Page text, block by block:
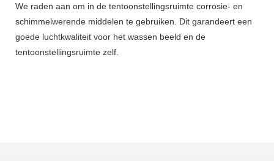
We raden aan om in de tentoonstellingsruimte corrosie- en
schimmelwerende middelen te gebruiken. Dit garandeert een
goede luchtkwaliteit voor het wassen beeld en de
tentoonstellingsruimte zelf.